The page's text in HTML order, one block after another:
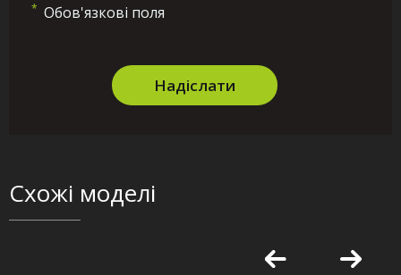
* Обов'язкові поля
Надіслати
Схожі моделі